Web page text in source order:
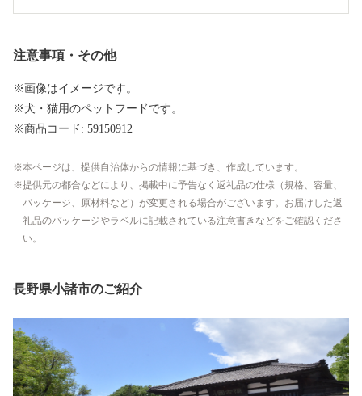
注意事項・その他
※画像はイメージです。
※犬・猫用のペットフードです。
※商品コード: 59150912
本ページは、提供自治体からの情報に基づき、作成しています。
提供元の都合などにより、掲載中に予告なく返礼品の仕様（規格、容量、
パッケージ、原材料など）が変更される場合がございます。お届けした返
礼品のパッケージやラベルに記載されている注意書きなどをご確認くださ
い。
長野県小諸市のご紹介